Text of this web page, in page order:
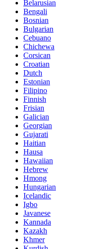
Belarusian
Bengali
Bosnian
Bulgarian
Cebuano
Chichewa
Corsican
Croatian
Dutch
Estonian
Filipino
Finnish
Frisian
Galician
Georgian
Gujarati
Haitian
Hausa
Hawaiian
Hebrew
Hmong
Hungarian
Icelandic
Igbo
Javanese
Kannada
Kazakh
Khmer